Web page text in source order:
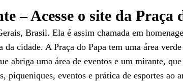
– Acesse o site da Praça
Brasil. Ela é assim chamada em
cidade. A Praça do Papa tem uma área
abriga uma área de eventos e um mirante,
piqueniques, eventos e prática de esportes